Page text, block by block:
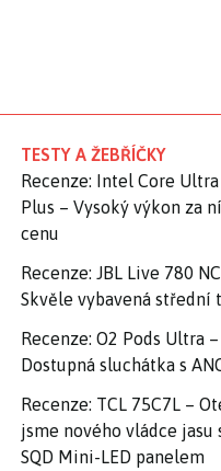
TESTY A ŽEBŘÍČKY
Recenze: Intel Core
Plus – Vysoký výkon za
cenu
Recenze: JBL Live 780
Skvěle vybavená střední
Recenze: O2 Pods Ultra –
Dostupná sluchátka s
Recenze: TCL 75C7L –
jsme nového vládce jasu
SQD Mini-LED panelem